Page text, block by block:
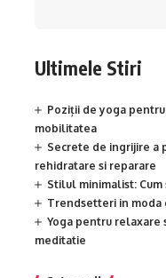
Ultimele Stiri
Poziții de yoga
mobilitatea
Secrete de ingrijire a
rehidratare si reparare
Stilul minimalist:
Trendsetteri in moda
Yoga pentru relaxare
meditatie